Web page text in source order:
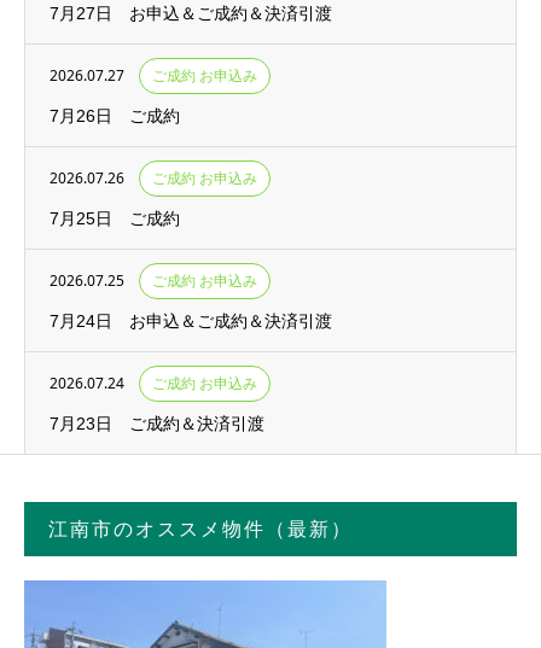
7月27日 お申込＆ご成約＆決済引渡
2026.07.27 ご成約 お申込み
7月26日 ご成約
2026.07.26 ご成約 お申込み
7月25日 ご成約
2026.07.25 ご成約 お申込み
7月24日 お申込＆ご成約＆決済引渡
2026.07.24 ご成約 お申込み
7月23日 ご成約＆決済引渡
江南市のオススメ物件（最新）